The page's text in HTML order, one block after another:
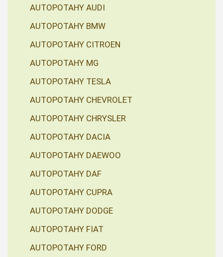
AUTOPOTAHY AUDI
AUTOPOTAHY BMW
AUTOPOTAHY CITROEN
AUTOPOTAHY MG
AUTOPOTAHY TESLA
AUTOPOTAHY CHEVROLET
AUTOPOTAHY CHRYSLER
AUTOPOTAHY DACIA
AUTOPOTAHY DAEWOO
AUTOPOTAHY DAF
AUTOPOTAHY CUPRA
AUTOPOTAHY DODGE
AUTOPOTAHY FIAT
AUTOPOTAHY FORD